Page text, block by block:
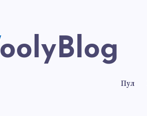
WoolyBlog
Пул